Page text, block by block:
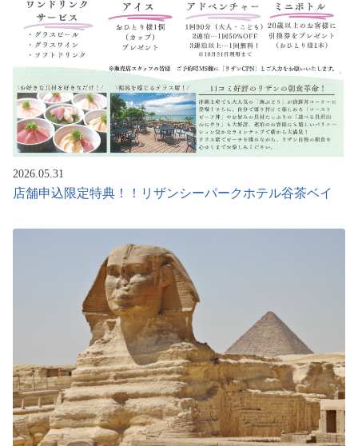
2026.05.31
店舗申込限定特典！！リザンシーパークホテル谷茶ベイ